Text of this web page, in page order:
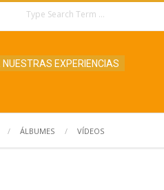
NUESTRAS EXPERIENCIAS
ÁLBUMES VÍDEOS